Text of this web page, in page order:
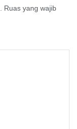
Ruas yang wajib